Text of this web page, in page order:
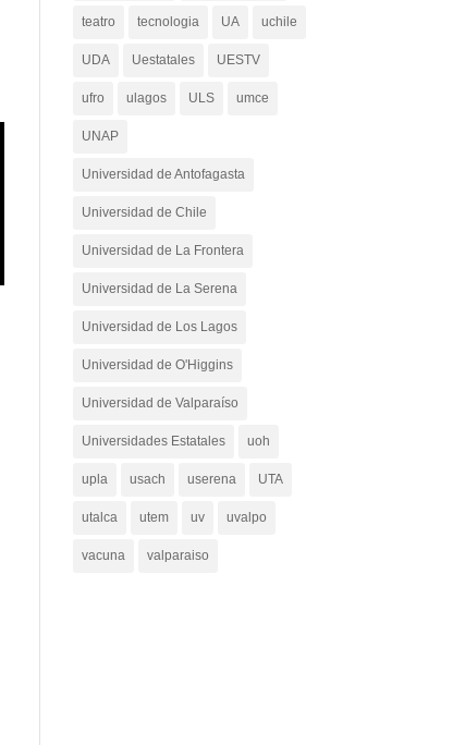
teatro tecnologia UA uchile
UDA Uestatales UESTV
ufro ulagos ULS umce
UNAP
Universidad de Antofagasta
Universidad de Chile
Universidad de La Frontera
Universidad de La Serena
Universidad de Los Lagos
Universidad de O'Higgins
Universidad de Valparaíso
Universidades Estatales uoh
upla usach userena UTA
utalca utem uv uvalpo
vacuna valparaiso